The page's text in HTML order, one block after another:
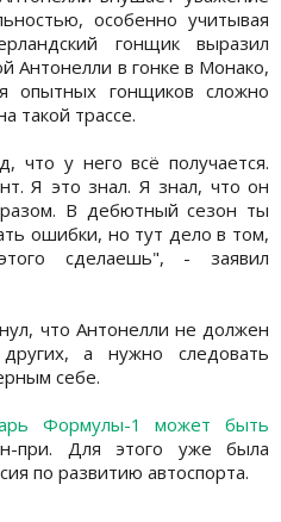
особенно учитывая
гонщик выразил
Антонелли в гонке в Монако,
опытных гонщиков сложно
такой трассе.
что у него всё получается.
Я это знал. Я знал, что он
В дебютный сезон ты
ошибки, но тут дело в том,
сделаешь", - заявил
что Антонелли не должен
а нужно следовать
себе.
Формулы-1 может быть
при. Для этого уже была
по развитию автоспорта.